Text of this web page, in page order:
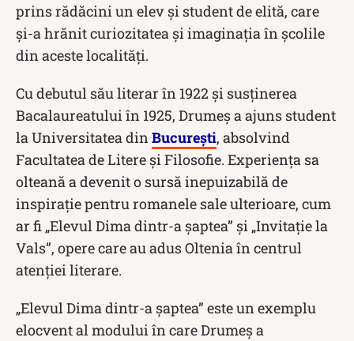
prins rădăcini un elev și student de elită, care
și-a hrănit curiozitatea și imaginația în școlile
din aceste localități.
Cu debutul său literar în 1922 și susținerea
Bacalaureatului în 1925, Drumeș a ajuns student
la Universitatea din București, absolvind
Facultatea de Litere și Filosofie. Experiența sa
olteană a devenit o sursă inepuizabilă de
inspirație pentru romanele sale ulterioare, cum
ar fi „Elevul Dima dintr-a șaptea” și „Invitație la
Vals”, opere care au adus Oltenia în centrul
atenției literare.
„Elevul Dima dintr-a șaptea” este un exemplu
elocvent al modului în care Drumeș a